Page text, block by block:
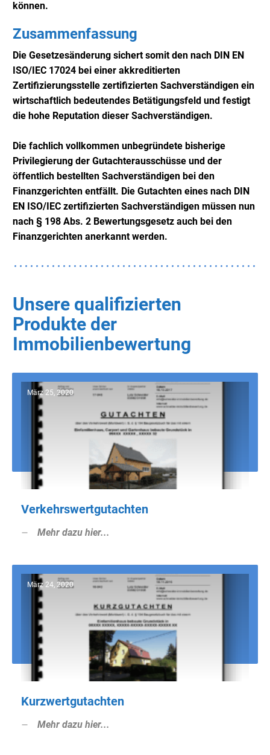
können.
Zusammenfassung
Die Gesetzesänderung sichert somit den nach DIN EN
ISO/IEC 17024 bei einer akkreditierten
Zertifizierungsstelle zertifizierten Sachverständigen ein
wirtschaftlich bedeutendes Betätigungsfeld und festigt
die hohe Reputation dieser Sachverständigen.
Die fachlich vollkommen unbegründete bisherige
Privilegierung der Gutachterausschüsse und der
öffentlich bestellten Sachverständigen bei den
Finanzgerichten entfällt. Die Gutachten eines nach DIN
EN ISO/IEC zertifizierten Sachverständigen müssen nun
nach § 198 Abs. 2 Bewertungsgesetz auch bei den
Finanzgerichten anerkannt werden.
Unsere qualifizierten
Produkte der
Immobilienbewertung
März 25, 2020
Verkehrswertgutachten
Mehr dazu hier...
März 24, 2020
Kurzwertgutachten
Mehr dazu hier...